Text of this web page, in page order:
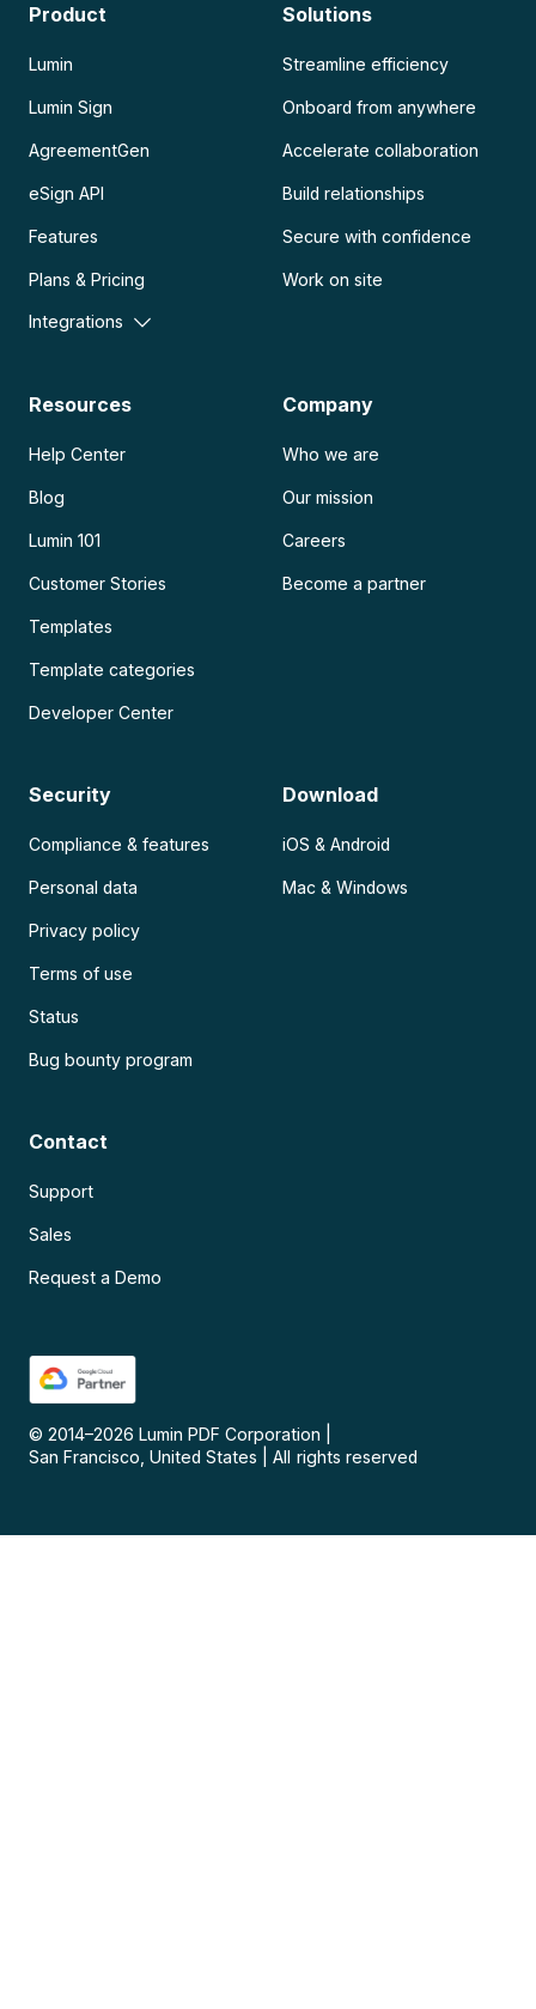
Product
Lumin
Lumin Sign
AgreementGen
eSign API
Features
Plans & Pricing
Integrations
Solutions
Streamline efficiency
Onboard from anywhere
Accelerate collaboration
Build relationships
Secure with confidence
Work on site
Resources
Help Center
Blog
Lumin 101
Customer Stories
Templates
Template categories
Developer Center
Company
Who we are
Our mission
Careers
Become a partner
Security
Compliance & features
Personal data
Privacy policy
Terms of use
Status
Bug bounty program
Download
iOS & Android
Mac & Windows
Contact
Support
Sales
Request a Demo
© 2014–2026 Lumin PDF Corporation
San Francisco, United States
All rights reserved